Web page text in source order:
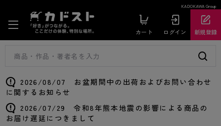
KADOKAWA Group
カート ログイン 新規登録
2026/08/07 お盆期間中の出荷およびお問い合わせ
に関するお知らせ
2026/07/29 令和8年熊本地震の影響による商品の
お届け遅延につきまして